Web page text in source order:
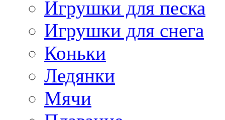
Игрушки для песка
Игрушки для снега
Коньки
Ледянки
Мячи